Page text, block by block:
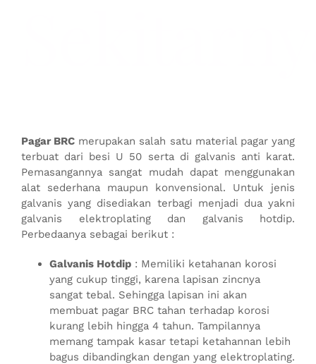
Pagar BRC merupakan salah satu material pagar yang
terbuat dari besi U 50 serta di galvanis anti karat.
Pemasangannya sangat mudah dapat menggunakan
alat sederhana maupun konvensional. Untuk jenis
galvanis yang disediakan terbagi menjadi dua yakni
galvanis elektroplating dan galvanis hotdip.
Perbedaanya sebagai berikut :
Galvanis Hotdip : Memiliki ketahanan korosi
yang cukup tinggi, karena lapisan zincnya
sangat tebal. Sehingga lapisan ini akan
membuat pagar BRC tahan terhadap korosi
kurang lebih hingga 4 tahun. Tampilannya
memang tampak kasar tetapi ketahannan lebih
bagus dibandingkan dengan yang elektroplating.